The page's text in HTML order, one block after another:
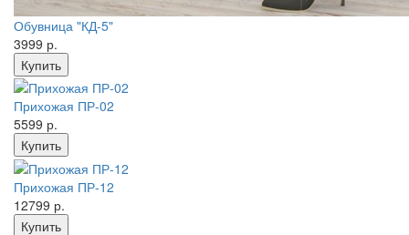
Обувница "КД-5"
3999 р.
Прихожая ПР-02
5599 р.
Прихожая ПР-12
12799 р.